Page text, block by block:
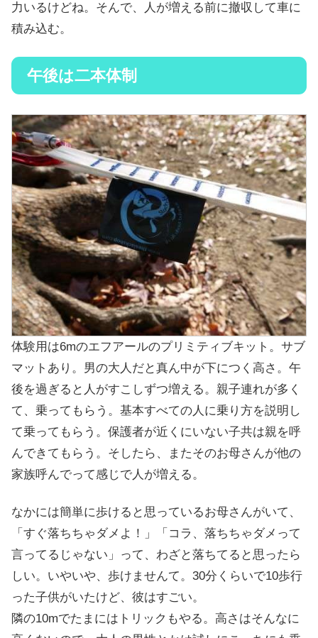
力いるけどね。そんで、人が増える前に撤収して車に
積み込む。
午後は二本体制
体験用は6mのエフアールのプリミティブキット。サブ
マットあり。男の大人だと真ん中が下につく高さ。午
後を過ぎると人がすこしずつ増える。親子連れが多く
て、乗ってもらう。基本すべての人に乗り方を説明し
て乗ってもらう。保護者が近くにいない子共は親を呼
んできてもらう。そしたら、またそのお母さんが他の
家族呼んでって感じで人が増える。
なかには簡単に歩けると思っているお母さんがいて、
「すぐ落ちちゃダメよ！」「コラ、落ちちゃダメって
言ってるじゃない」って、わざと落ちてると思ったら
しい。いやいや、歩けませんて。30分くらいで10歩行
った子供がいたけど、彼はすごい。
隣の10mでたまにはトリックもやる。高さはそんなに